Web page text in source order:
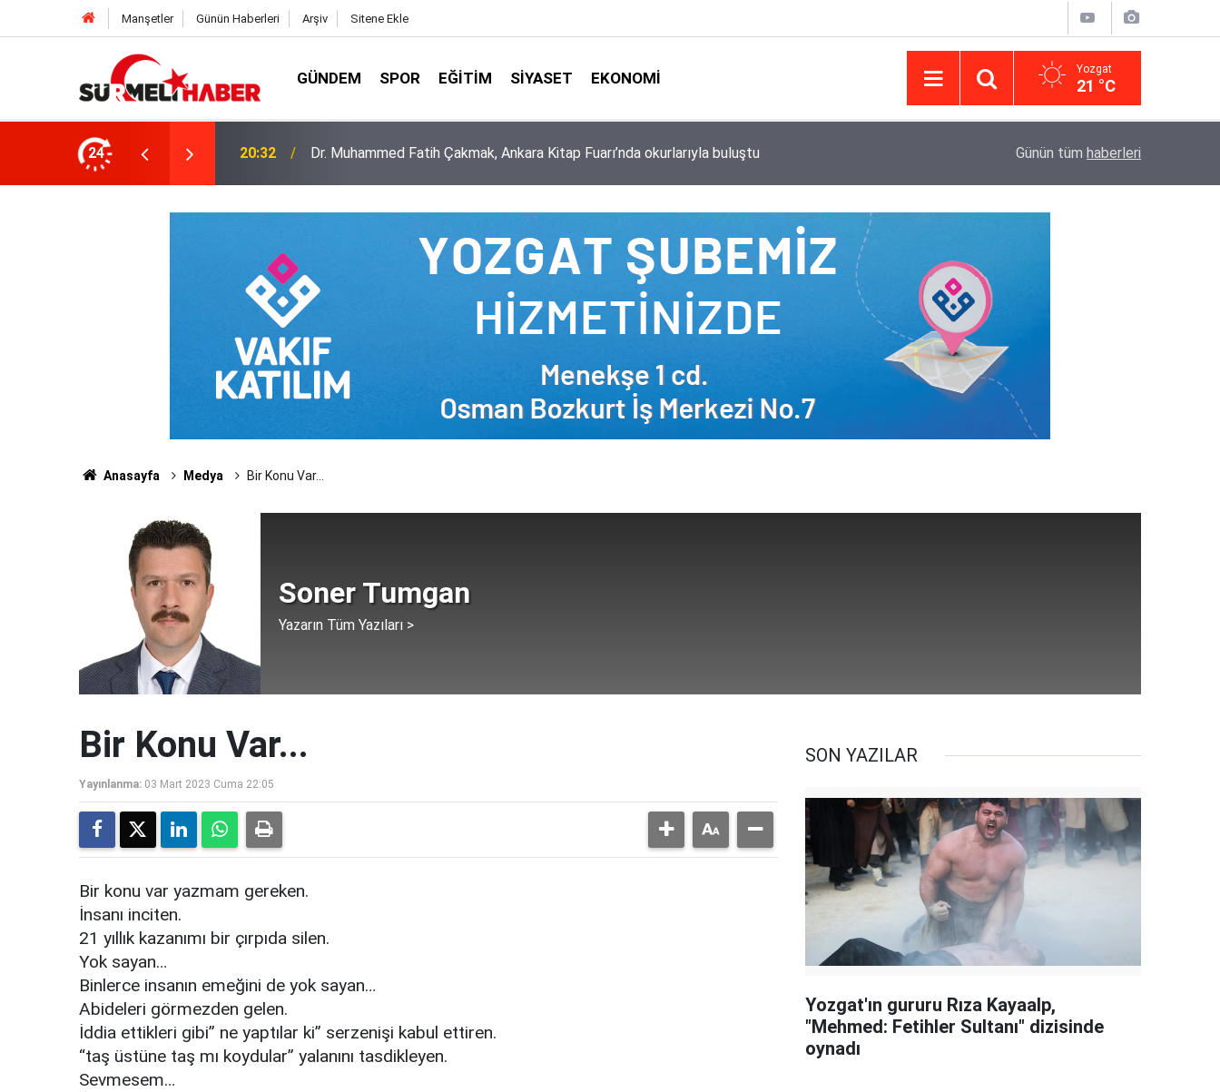
Manşetler Günün Haberleri Arşiv Sitene Ekle
GÜNDEM SPOR EĞITIM SIYASET EKONOMI Yozgat
21 °C
24
okurlarıyla buluştu 14:52 Diyanet İşleri Başkanlığı ile Türkiye Diyanet Vakfı milyonları sevindirdi Yargıtay’da iletişim hamlesi: Kurumsal
Günün tüm haberleri
Anasayfa Medya Bir Konu Var...
Soner Tumgan
Yazarın Tüm Yazıları >
Bir Konu Var...
Yayınlanma: 03 Mart 2023 Cuma 22:05
Bir konu var yazmam gereken.
İnsanı inciten.
21 yıllık kazanımı bir çırpıda silen.
Yok sayan…
Binlerce insanın emeğini de yok sayan…
Abideleri görmezden gelen.
İddia ettikleri gibi” ne yaptılar ki” serzenişi kabul ettiren.
“taş üstüne taş mı koydular” yalanını tasdikleyen.
Sevmesem…
SON YAZILAR
Yozgat'ın gururu Rıza Kayaalp,
"Mehmed: Fetihler Sultanı" dizisinde
oynadı